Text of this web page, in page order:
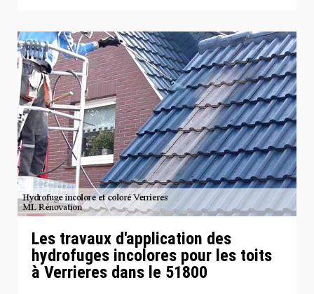
Les travaux d'application des
hydrofuges incolores pour les toits
à Verrieres dans le 51800